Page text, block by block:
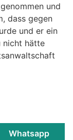
und
dass gegen
und er ein
nicht hätte
Whatsapp